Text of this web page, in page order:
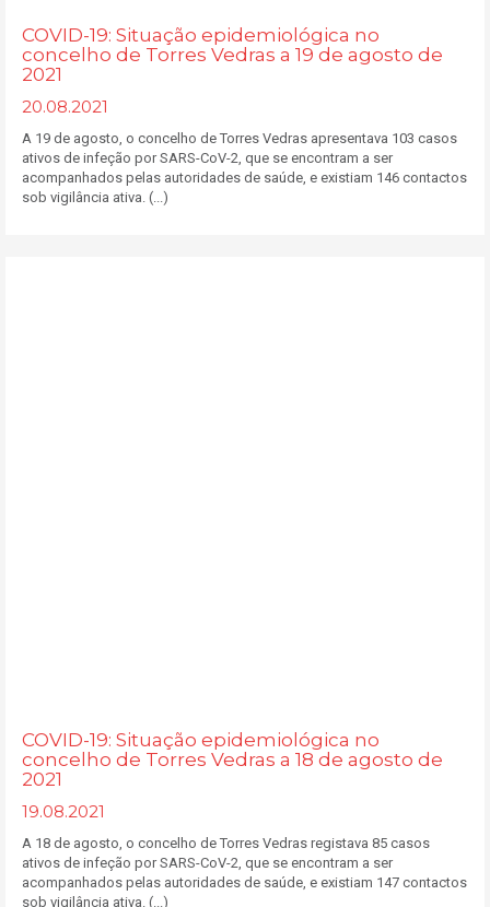
COVID-19: Situação epidemiológica no
concelho de Torres Vedras a 19 de agosto de
2021
20.08.2021
A 19 de agosto, o concelho de Torres Vedras apresentava 103 casos
ativos de infeção por SARS-CoV-2, que se encontram a ser
acompanhados pelas autoridades de saúde, e existiam 146 contactos
sob vigilância ativa. (...)
COVID-19: Situação epidemiológica no
concelho de Torres Vedras a 18 de agosto de
2021
19.08.2021
A 18 de agosto, o concelho de Torres Vedras registava 85 casos
ativos de infeção por SARS-CoV-2, que se encontram a ser
acompanhados pelas autoridades de saúde, e existiam 147 contactos
sob vigilância ativa. (...)